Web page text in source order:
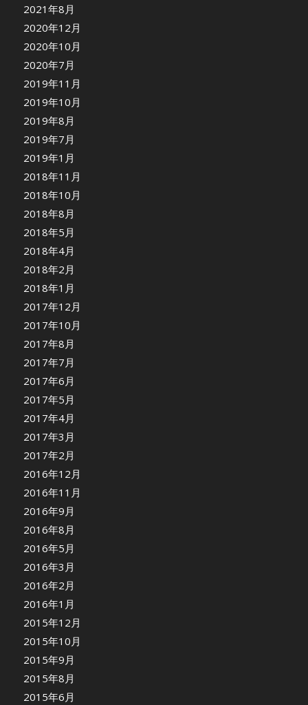
2021年8月
2020年12月
2020年10月
2020年7月
2019年11月
2019年10月
2019年8月
2019年7月
2019年1月
2018年11月
2018年10月
2018年8月
2018年5月
2018年4月
2018年2月
2018年1月
2017年12月
2017年10月
2017年8月
2017年7月
2017年6月
2017年5月
2017年4月
2017年3月
2017年2月
2016年12月
2016年11月
2016年9月
2016年8月
2016年5月
2016年3月
2016年2月
2016年1月
2015年12月
2015年10月
2015年9月
2015年8月
2015年6月